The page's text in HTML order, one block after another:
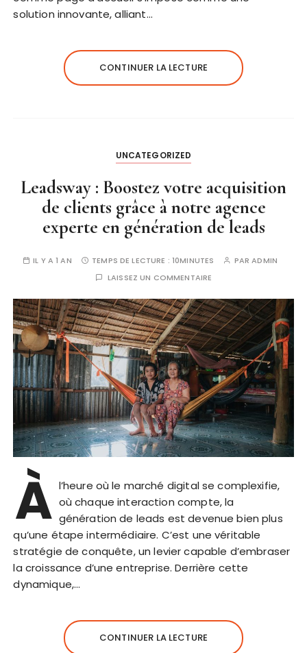
solution innovante, alliant…
CONTINUER LA LECTURE
UNCATEGORIZED
Leadsway : Boostez votre acquisition
de clients grâce à notre agence
experte en génération de leads
IL Y A 1 AN TEMPS DE LECTURE : 10MINUTES PARADMIN
LAISSEZ UN COMMENTAIRE
À l’heure où le marché digital se complexifie,
où chaque interaction compte, la
génération de leads est devenue bien plus
qu’une étape intermédiaire. C’est une véritable
stratégie de conquête, un levier capable d’embraser
la croissance d’une entreprise. Derrière cette
dynamique,…
CONTINUER LA LECTURE